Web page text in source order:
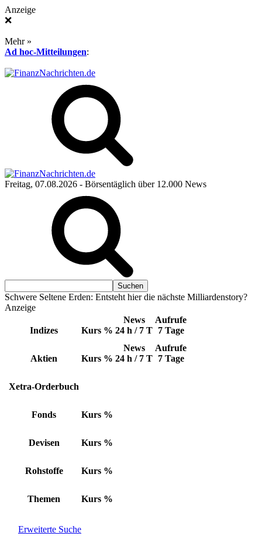
Anzeige
❌
Mehr »
Ad hoc-Mitteilungen:
Freitag, 07.08.2026 - Börsentäglich über 12.000 News
Schwere Seltene Erden: Entsteht hier die nächste Milliardenstory?
Anzeige
Indizes Kurs %
News
24 h / 7 T
Aufrufe
7 Tage
Aktien Kurs %
News
24 h / 7 T
Aufrufe
7 Tage
Xetra-Orderbuch
Fonds Kurs %
Devisen Kurs %
Rohstoffe Kurs %
Themen Kurs %
Erweiterte Suche